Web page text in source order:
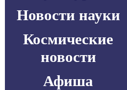
Новости науки
Космические
новости
Афиша